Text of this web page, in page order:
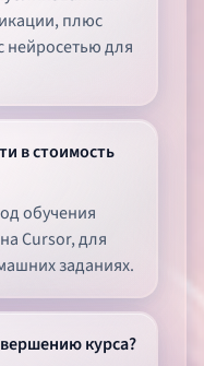
плюс
нейросетью для
в стоимость
обучения
Cursor, для
заданиях.
курса?